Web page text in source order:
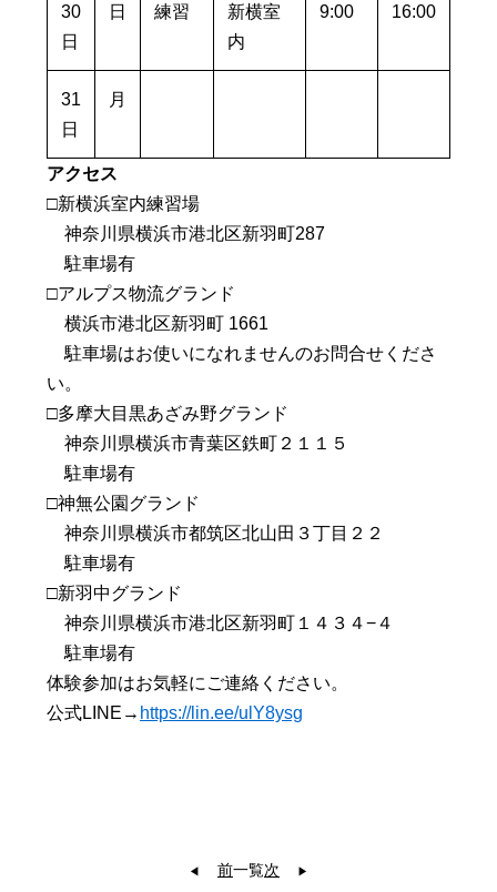
30
日
日 練習
新横室
内
9:00 16:00
31
日
月
アクセス
□新横浜室内練習場
神奈川県横浜市港北区新羽町287
駐車場有
□アルプス物流グランド
横浜市港北区新羽町 1661
駐車場はお使いになれませんのお問合せくださ
い。
□多摩大目黒あざみ野グランド
神奈川県横浜市青葉区鉄町２１１５
駐車場有
□神無公園グランド
神奈川県横浜市都筑区北山田３丁目２２
駐車場有
□新羽中グランド
神奈川県横浜市港北区新羽町１４３４−４
駐車場有
体験参加はお気軽にご連絡ください。
公式LINE→ https://lin.ee/ulY8ysg
前一覧次